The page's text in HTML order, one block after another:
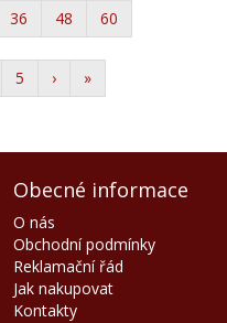
36 48 60
5 › »
Obecné informace
O nás
Obchodní podmínky
Reklamační řád
Jak nakupovat
Kontakty